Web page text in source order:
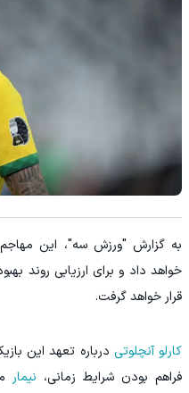
به گزارش "ورزش سه"، این
خواهد داد و برای ارزیابی روند
قرار خواهد گرفت.
کارلو آنچلوتی درباره تعهد این
فراهم بودن شرایط زمانی، نیمار